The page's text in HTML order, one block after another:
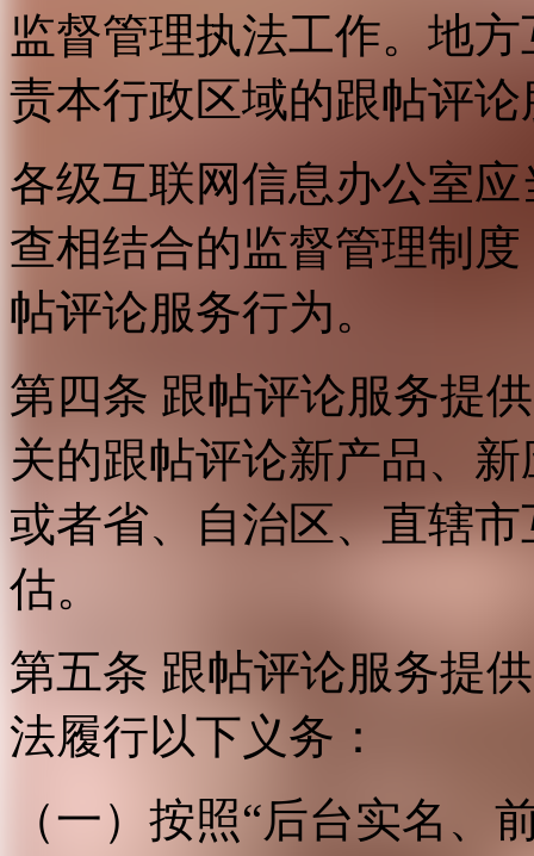
监督管理执法工作。地
责本行政区域的跟帖评
各级互联网信息办公室
查相结合的监督管理制
帖评论服务行为。
第四条 跟帖评论服务提
关的跟帖评论新产品、
或者省、自治区、直辖
估。
第五条 跟帖评论服务提
法履行以下义务：
（一）按照“后台实名、